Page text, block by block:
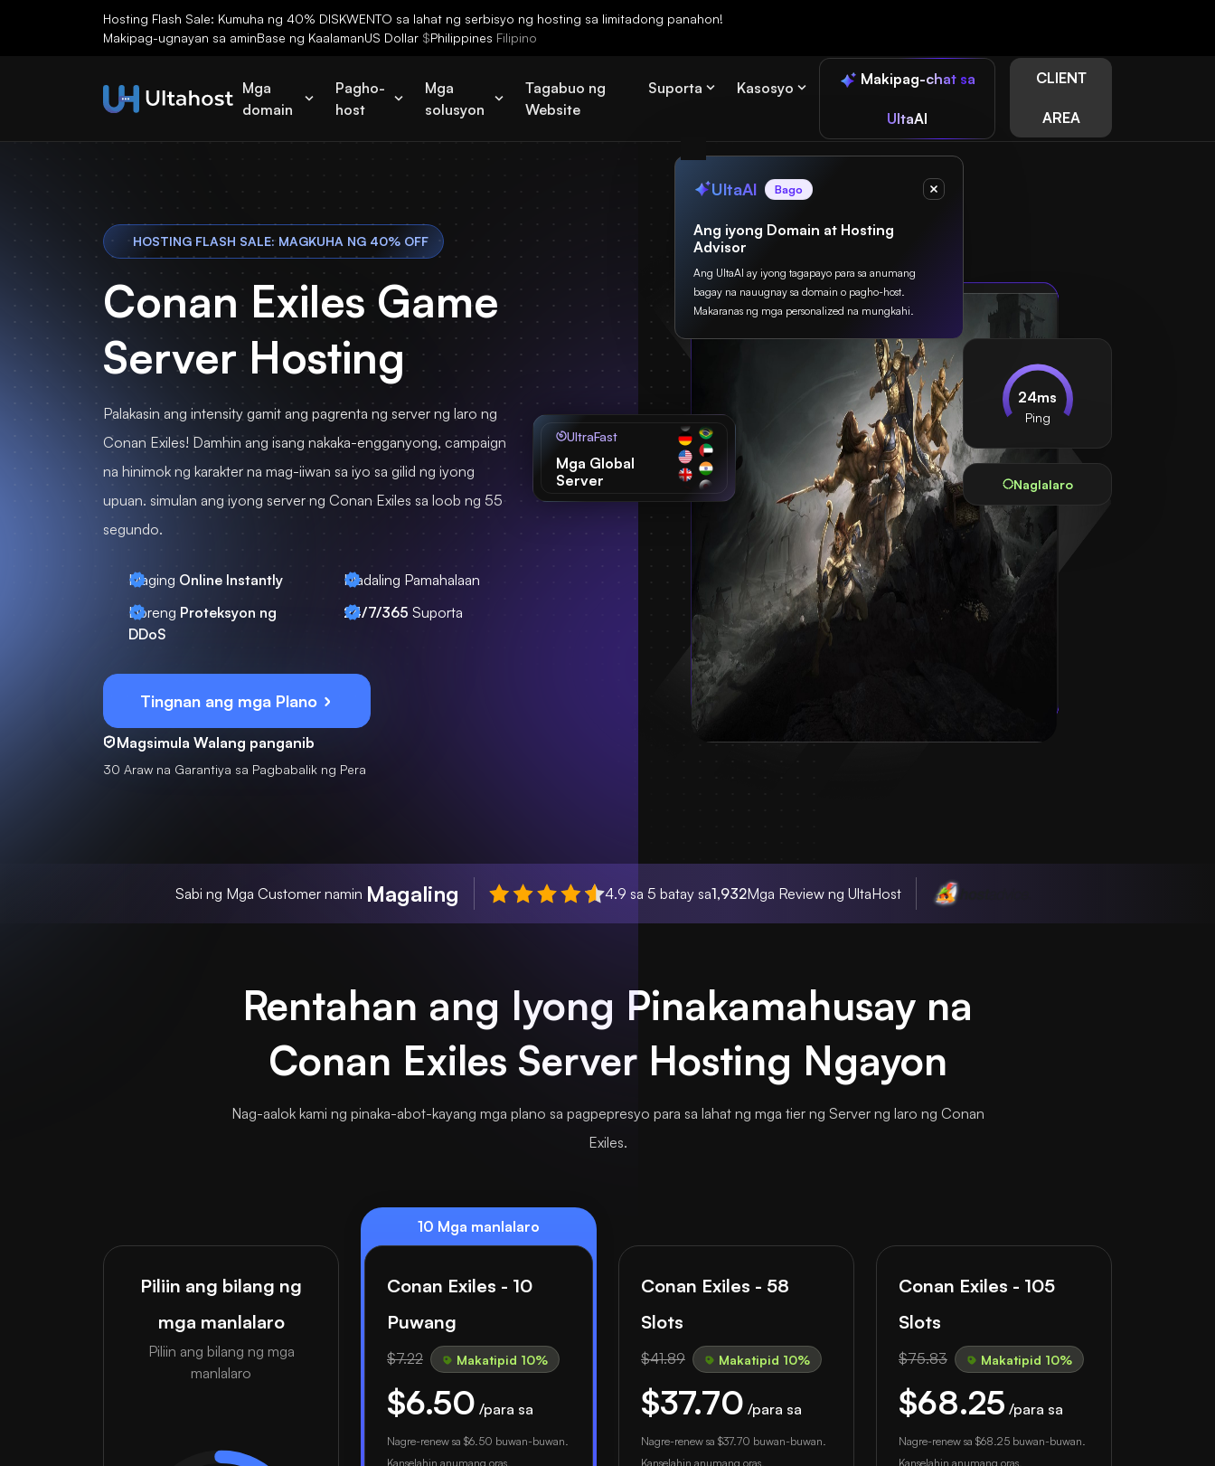
Hosting Flash Sale: Kumuha ng 40% DISKWENTO sa lahat ng serbisyo ng hosting sa limitadong panahon!
Makipag-ugnayan sa aminBase ng KaalamanUS Dollar $Philippines Filipino
Mga
domain
Pagho-
host
Mga
solusyon
Tagabuo ng
Website
Suporta Kasosyo Makipag-chat sa
UltaAI
UltaAI Bago
Ang iyong Domain at Hosting
Advisor
Ang UltaAI ay iyong tagapayo para sa anumang
bagay na nauugnay sa domain o pagho-host.
Makaranas ng mga personalized na mungkahi.
CLIENT
AREA
HOSTING FLASH SALE: MAGKUHA NG 40% OFF
Conan Exiles Game
Server Hosting
Palakasin ang intensity gamit ang pagrenta ng server ng laro ng
Conan Exiles! Damhin ang isang nakaka-engganyong, campaign
na hinimok ng karakter na mag-iiwan sa iyo sa gilid ng iyong
upuan. simulan ang iyong server ng Conan Exiles sa loob ng 55
segundo.
Maging Online Instantly
Madaling Pamahalaan
Libreng Proteksyon ng
DDoS
24/7/365 Suporta
Tingnan ang mga Plano
Magsimula Walang panganib
30 Araw na Garantiya sa Pagbabalik ng Pera
UltraFast
Mga Global
Server
24ms
Ping
Naglalaro
Sabi ng Mga Customer namin Magaling 4.9 sa 5 batay sa1,932Mga Review ng UltaHost
Rentahan ang Iyong Pinakamahusay na
Conan Exiles Server Hosting Ngayon
Nag-aalok kami ng pinaka-abot-kayang mga plano sa pagpepresyo para sa lahat ng mga tier ng Server ng laro ng Conan
Exiles.
Piliin ang bilang ng
mga manlalaro
Piliin ang bilang ng mga
manlalaro
10 Mga manlalaro
Conan Exiles - 10
Puwang
$7.22 Makatipid 10%
$6.50 /para sa
Nagre-renew sa $6.50 buwan-buwan.
Kanselahin anumang oras.
Conan Exiles - 58
Slots
$41.89 Makatipid 10%
$37.70 /para sa
Nagre-renew sa $37.70 buwan-buwan.
Kanselahin anumang oras.
Conan Exiles - 105
Slots
$75.83 Makatipid 10%
$68.25 /para sa
Nagre-renew sa $68.25buwan-buwan.
Kanselahin anumang oras.